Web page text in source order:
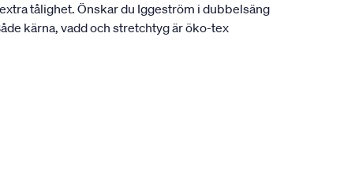
tålighet. Önskar du Iggeström i dubbelsäng
kärna, vadd och stretchtyg är öko-tex